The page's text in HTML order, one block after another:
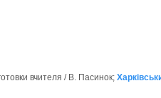
вчителя / В. Пасинок;